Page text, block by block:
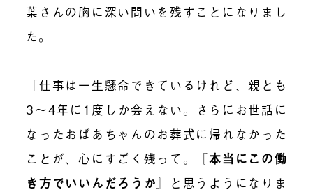
葉さんの胸に深い問いを残すことになりまし
た。
「仕事は一生懸命できているけれど、親とも
3〜4年に1度しか会えない。さらにお世話に
なったおばあちゃんのお葬式に帰れなかった
ことが、心にすごく残って。
『本当にこの働
き方でいいんだろうか 』
と思うようになりま